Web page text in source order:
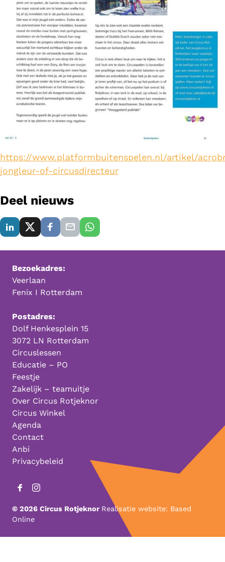
https://www.platformbuitenspelen.nl/artikel/
jongleur-of-circusdirecteur
Deel nieuws
Bezoekadres:
Veerlaan
Fenix I Rotterdam
Postadres:
Dolf Henkesplein 15
3072 LN Rotterdam
Circuslessen
Educatie – PO
Feestje
Zakelijk – teamuitje
Over Circus Rotjeknor
Circus Winkel
Agenda
Contact
Anbi
Privacybeleid
© 2026 Circus Rotjeknor Realisatie website: Based
Online